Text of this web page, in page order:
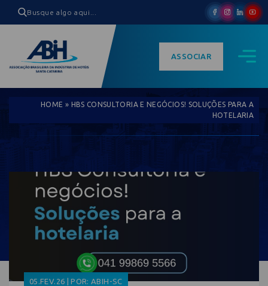
ASSOCIAR
HOME » HBS CONSULTORIA E NEGÓCIOS! SOLUÇÕES PARA A
HOTELARIA
05.FEV.26 | POR: ABIH-SC